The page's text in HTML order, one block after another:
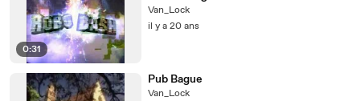
0:31
Van_Lock
il y a 20 ans
Pub Bague
Van_Lock